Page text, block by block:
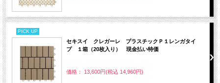
PICK UP
セキスイ クレガーレ プラスチックＰ１レンガタイ
プ １箱（20枚入り） 現金払い特価
価格： 13,600円(税込 14,960円)